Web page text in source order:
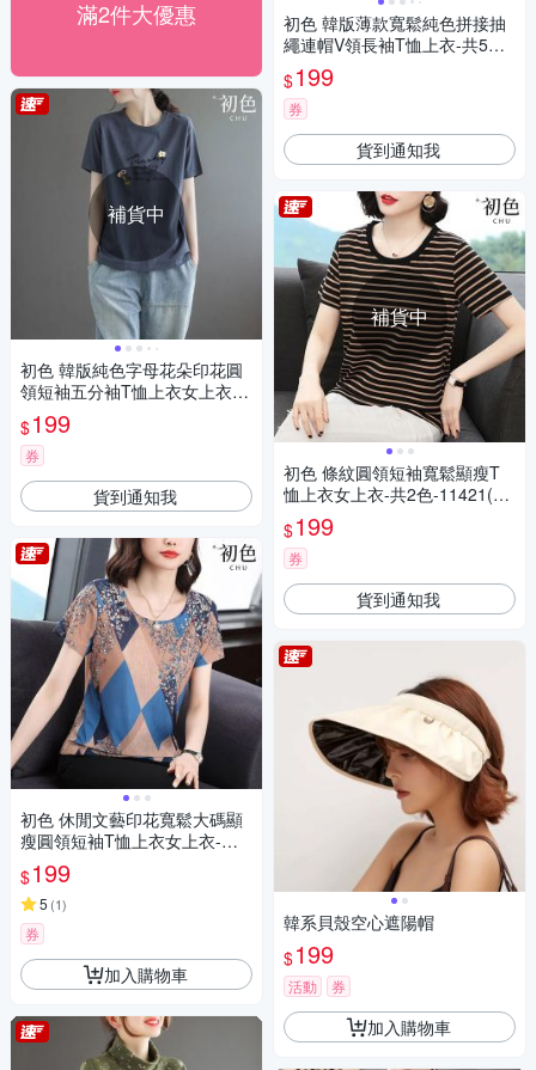
滿2件大優惠
補貨中
初色 韓版純色字母花朵印花圓
領短袖五分袖T恤上衣女上衣-
共5色-39442(M-4XL可選)
$199
券
貨到通知我
初色 休閒文藝印花寬鬆大碼顯
瘦圓領短袖T恤上衣女上衣-共2
色-11394(M-3XL可選)
$199
5 (1)
券
加入購物車
初色 韓版薄款寬鬆純色拼接抽
繩連帽V領長袖T恤上衣-共5色-
39933(M-2XL可選)
$199
券
貨到通知我
補貨中
初色 條紋圓領短袖寬鬆顯瘦T
恤上衣女上衣-共2色-11421(M-
4XL可選)
$199
券
貨到通知我
韓系貝殼空心遮陽帽
$199
活動 券
加入購物車